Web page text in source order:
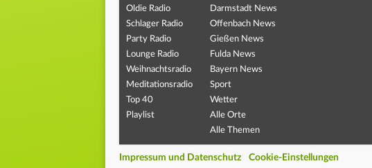
Oldie Radio
Schlager Radio
Party Radio
Lounge Radio
Weihnachtsradio
Meditationsradio
Top 40
Playlist
Darmstadt News
Offenbach News
Gießen News
Fulda News
Bayern News
Sport
Wetter
Alle Orte
Alle Themen
Impressum und Datenschutz Cookie-Einstellungen